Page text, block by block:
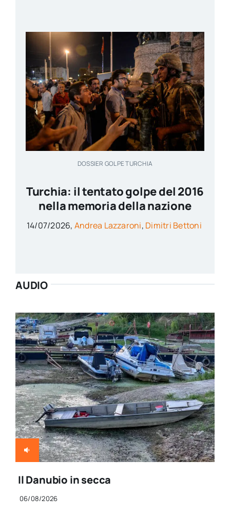
DOSSIER GOLPE TURCHIA
Turchia: il tentato golpe del 2016
nella memoria della nazione
14/07/2026, Andrea Lazzaroni, Dimitri Bettoni
AUDIO
Il Danubio in secca
06/08/2026